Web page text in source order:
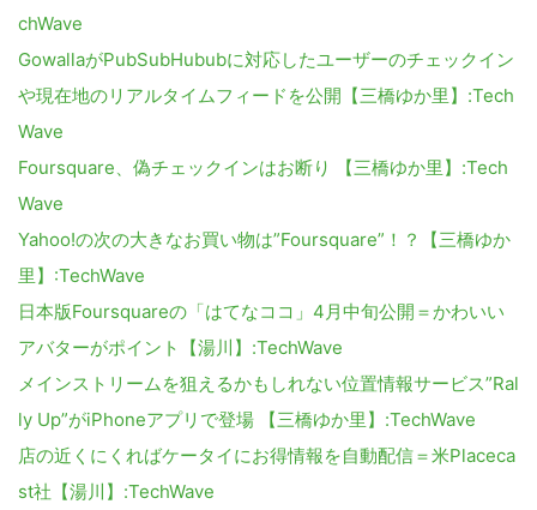
chWave
GowallaがPubSubHububに対応したユーザーのチェックイン
や現在地のリアルタイムフィードを公開【三橋ゆか里】:Tech
Wave
Foursquare、偽チェックインはお断り 【三橋ゆか里】:Tech
Wave
Yahoo!の次の大きなお買い物は”Foursquare”！？【三橋ゆか
里】:TechWave
日本版Foursquareの「はてなココ」4月中旬公開＝かわいい
アバターがポイント【湯川】:TechWave
メインストリームを狙えるかもしれない位置情報サービス”Ral
ly Up”がiPhoneアプリで登場 【三橋ゆか里】:TechWave
店の近くにくればケータイにお得情報を自動配信＝米Placeca
st社【湯川】:TechWave